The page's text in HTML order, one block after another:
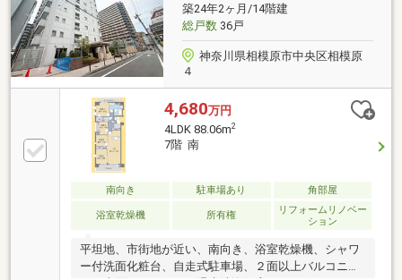
築24年2ヶ月/14階建
総戸数36戸
神奈川県相模原市中央区相模原
４
4,680万円
4LDK 88.06m2
7階 南
南向き 駐車場あり 角部屋
浴室乾燥機 所有権
リフォームリノベー
ション
平坦地、市街地が近い、南向き、浴室乾燥機、シャワ
ー付洗面化粧台、自走式駐車場、２面以上バルコニ